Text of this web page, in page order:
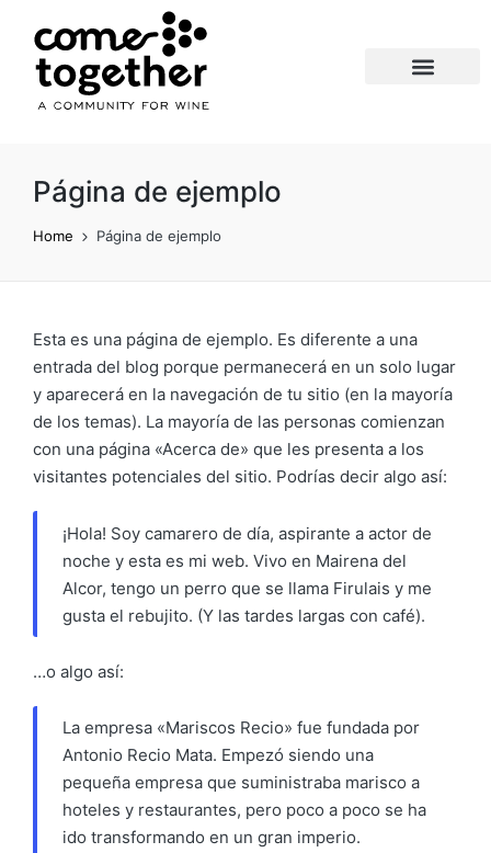
Página de ejemplo
Home Página de ejemplo
Esta es una página de ejemplo. Es diferente a una
entrada del blog porque permanecerá en un solo lugar
y aparecerá en la navegación de tu sitio (en la mayoría
de los temas). La mayoría de las personas comienzan
con una página «Acerca de» que les presenta a los
visitantes potenciales del sitio. Podrías decir algo así:
¡Hola! Soy camarero de día, aspirante a actor de
noche y esta es mi web. Vivo en Mairena del
Alcor, tengo un perro que se llama Firulais y me
gusta el rebujito. (Y las tardes largas con café).
…o algo así:
La empresa «Mariscos Recio» fue fundada por
Antonio Recio Mata. Empezó siendo una
pequeña empresa que suministraba marisco a
hoteles y restaurantes, pero poco a poco se ha
ido transformando en un gran imperio.